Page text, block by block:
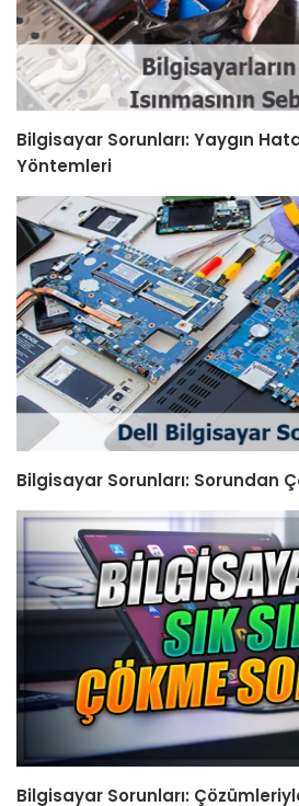
Bilgisayar Sorunları: Yaygın
Yöntemleri
Bilgisayar Sorunları: Sorundan
Bilgisayar Sorunları: